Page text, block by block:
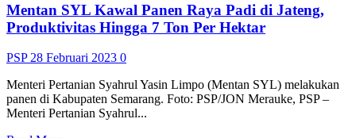
Code
akan
Diterapkan
untuk
Pengisian
Pertalite</strong>
Mentan SYL Kawal Panen Raya Padi di Jateng,
Produktivitas Hingga 7 Ton Per Hektar
PSP 28 Februari 2023 0
Menteri Pertanian Syahrul Yasin Limpo (Mentan SYL) melakukan
panen di Kabupaten Semarang. Foto: PSP/JON Merauke, PSP –
Menteri Pertanian Syahrul...